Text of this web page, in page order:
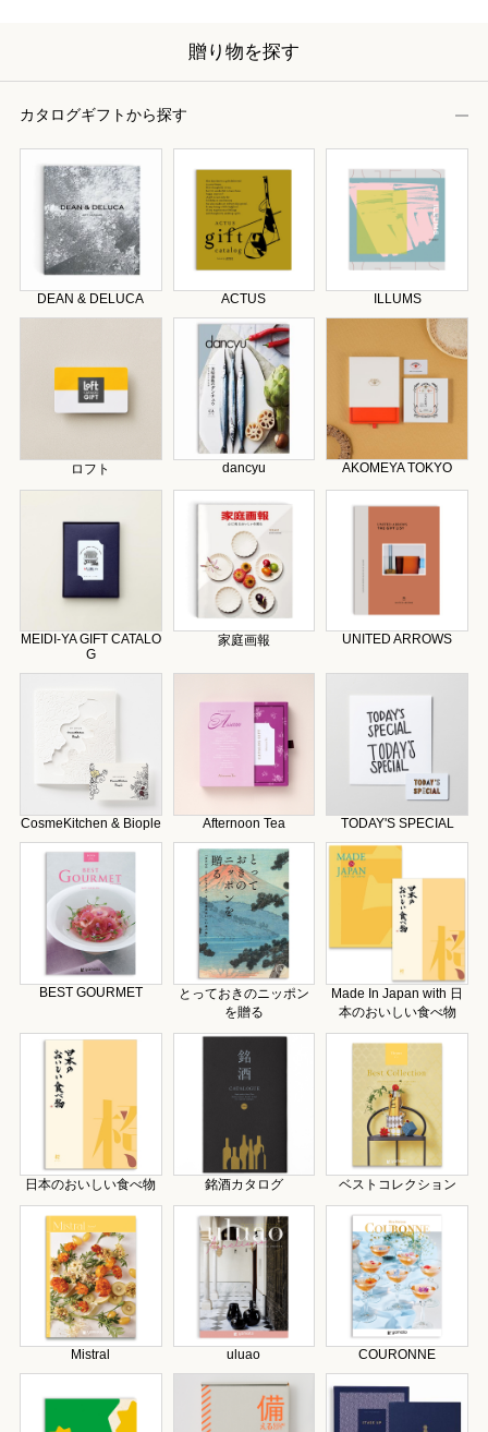
贈り物を探す
カタログギフトから探す
DEAN & DELUCA ACTUS ILLUMS
ロフト dancyu AKOMEYA TOKYO
MEIDI-YA GIFT CATALO
G
家庭画報 UNITED ARROWS
CosmeKitchen & Biople Afternoon Tea TODAY'S SPECIAL
BEST GOURMET
とっておきのニッポン
を贈る
Made In Japan with 日
本のおいしい食べ物
日本のおいしい食べ物 銘酒カタログ ベストコレクション
Mistral uluao COURONNE